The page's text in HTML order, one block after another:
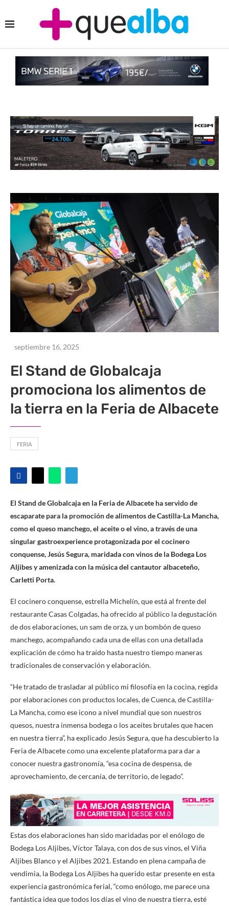
septiembre 16, 2025
El Stand de Globalcaja
promociona los alimentos de
la tierra en la Feria de Albacete
FERIA
El Stand de Globalcaja en la Feria de Albacete ha servido de
escaparate para la promoción de alimentos de Castilla-La Mancha,
como el queso manchego, el aceite o el vino, a través de una
singular gastroexperience protagonizada por el cocinero
conquense, Jesús Segura, maridada con vinos de la Bodega Los
Aljibes y amenizada con la música del cantautor albaceteño,
Carletti Porta.
El cocinero conquense, estrella Michelín, que está al frente del
restaurante Casas Colgadas, ha ofrecido al público la degustación
de dos elaboraciones, un sam de orza, y un bombón de queso
manchego, acompañando cada una de ellas con una detallada
explicación de cómo ha traído hasta nuestro tiempo maneras
tradicionales de conservación y elaboración.
“He tratado de trasladar al público mi filosofía en la cocina, regida
por elaboraciones con productos locales, de Cuenca, de Castilla-
La Mancha, como ese icono a nivel mundial que son nuestros
quesos, nuestra inmensa bodega o los aceites brutales que hacen
en nuestra tierra”, ha explicado Jesús Segura, que ha descubierto la
Feria de Albacete como una excelente plataforma para dar a
conocer nuestra gastronomía, “esa cocina de despensa, de
aprovechamiento, de cercanía, de territorio, de legado”.
Estas dos elaboraciones han sido maridadas por el enólogo de
Bodega Los Aljibes, Víctor Talaya, con dos de sus vinos, el Viña
Aljibes Blanco y el Aljibes 2021. Estando en plena campaña de
vendimia, la Bodega Los Aljibes ha querido estar presente en esta
experiencia gastronómica ferial, “como enólogo, me parece una
fantástica idea que todos los días el vino de nuestra tierra, esté